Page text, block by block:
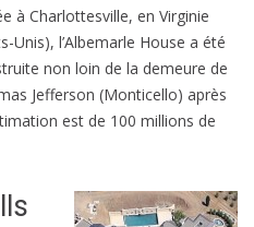
à Charlottesville, en Virginie
Unis), l’Albemarle House a été
non loin de la demeure de
Jefferson (Monticello) après
est de 100 millions de